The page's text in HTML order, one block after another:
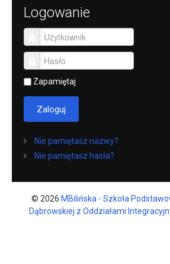
Logowanie
Zapamiętaj
Zaloguj
Nie pamiętasz nazwy?
Nie pamiętasz hasła?
© 2026 MBilińska - Szkoła
Dąbrowskiej z Oddziałami